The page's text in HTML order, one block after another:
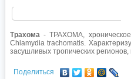
Трахома - ТРАХОМА, хроническое
Chlamydia trachomatis.
засушливых тропических
Поделиться